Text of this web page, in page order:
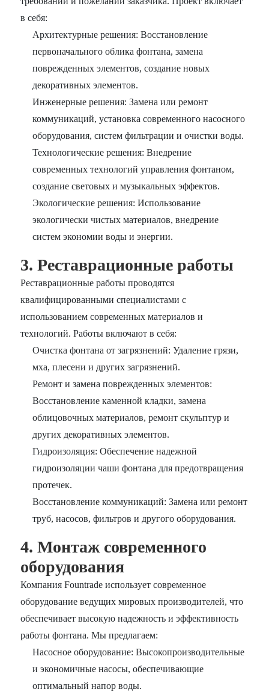
в себя:
Архитектурные решения: Восстановление
первоначального облика фонтана, замена
поврежденных элементов, создание новых
декоративных элементов.
Инженерные решения: Замена или ремонт
коммуникаций, установка современного насосного
оборудования, систем фильтрации и очистки воды.
Технологические решения: Внедрение
современных технологий управления фонтаном,
создание световых и музыкальных эффектов.
Экологические решения: Использование
экологически чистых материалов, внедрение
систем экономии воды и энергии.
3. Реставрационные работы
Реставрационные работы проводятся
квалифицированными специалистами с
использованием современных материалов и
технологий. Работы включают в себя:
Очистка фонтана от загрязнений: Удаление грязи,
мха, плесени и других загрязнений.
Ремонт и замена поврежденных элементов:
Восстановление каменной кладки, замена
облицовочных материалов, ремонт скульптур и
других декоративных элементов.
Гидроизоляция: Обеспечение надежной
гидроизоляции чаши фонтана для предотвращения
протечек.
Восстановление коммуникаций: Замена или ремонт
труб, насосов, фильтров и другого оборудования.
4. Монтаж современного
оборудования
Компания Fountrade использует современное
оборудование ведущих мировых производителей, что
обеспечивает высокую надежность и эффективность
работы фонтана. Мы предлагаем:
Насосное оборудование: Высокопроизводительные
и экономичные насосы, обеспечивающие
оптимальный напор воды.